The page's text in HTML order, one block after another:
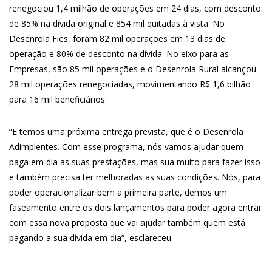
renegociou 1,4 milhão de operações em 24 dias, com desconto
de 85% na dívida original e 854 mil quitadas à vista. No
Desenrola Fies, foram 82 mil operações em 13 dias de
operação e 80% de desconto na dívida. No eixo para as
Empresas, são 85 mil operações e o Desenrola Rural alcançou
28 mil operações renegociadas, movimentando R$ 1,6 bilhão
para 16 mil beneficiários.
“E temos uma próxima entrega prevista, que é o Desenrola
Adimplentes. Com esse programa, nós vamos ajudar quem
paga em dia as suas prestações, mas sua muito para fazer isso
e também precisa ter melhoradas as suas condições. Nós, para
poder operacionalizar bem a primeira parte, demos um
faseamento entre os dois lançamentos para poder agora entrar
com essa nova proposta que vai ajudar também quem está
pagando a sua dívida em dia”, esclareceu.